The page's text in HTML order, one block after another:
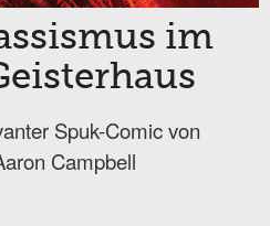
im
Spuk-Comic von
Campbell